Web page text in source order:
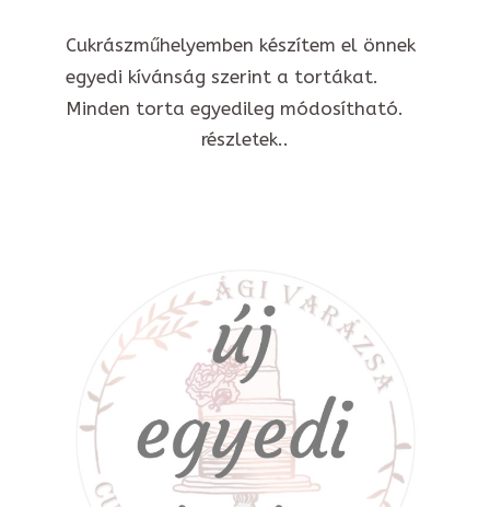
Cukrászműhelyemben készítem el önnek
egyedi kívánság szerint a tortákat.
Minden torta egyedileg módosítható.
részletek..